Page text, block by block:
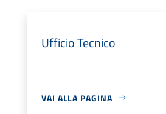
Ufficio Tecnico
VAI ALLA PAGINA